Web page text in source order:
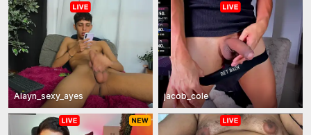
Alayn_sexy_ayes jacob_cole